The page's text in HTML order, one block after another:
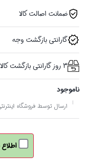
ضمانت اصالت کالا
گارانتی بازگشت وجه
3 روز گارانتی بازگشت کالا در صورت خرابی
ناموجود
ارسال توسط فروشگاه